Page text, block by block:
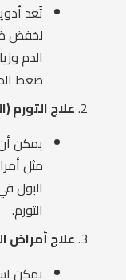
تُعد
لخفض
الدم
ضغط
علاج التورم
يمكن
مثل
البول
التورم.
علاج أمراض
يمكن